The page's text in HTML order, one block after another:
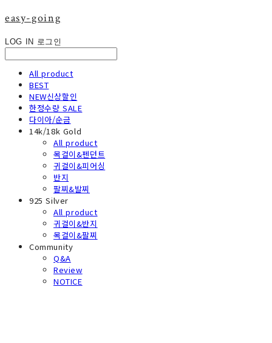
easy-going
LOG IN 로그인
All product
BEST
NEW신상할인
한정수량 SALE
다이아/순금
14k/18k Gold
All product
목걸이&펜던트
귀걸이&피어싱
반지
팔찌&발찌
925 Silver
All product
귀걸이&반지
목걸이&팔찌
Community
Q&A
Review
NOTICE